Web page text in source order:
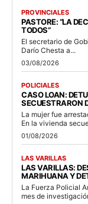
PROVINCIALES
PASTORE: “LA
TODOS”
El secretario de
Darío Chesta a...
03/08/2026
POLICIALES
CASO LOAN:
SECUESTRARON
La mujer fue
En la vivienda
01/08/2026
LAS VARILLAS
LAS VARILLAS:
MARIHUANA Y
La Fuerza Policial
mes de